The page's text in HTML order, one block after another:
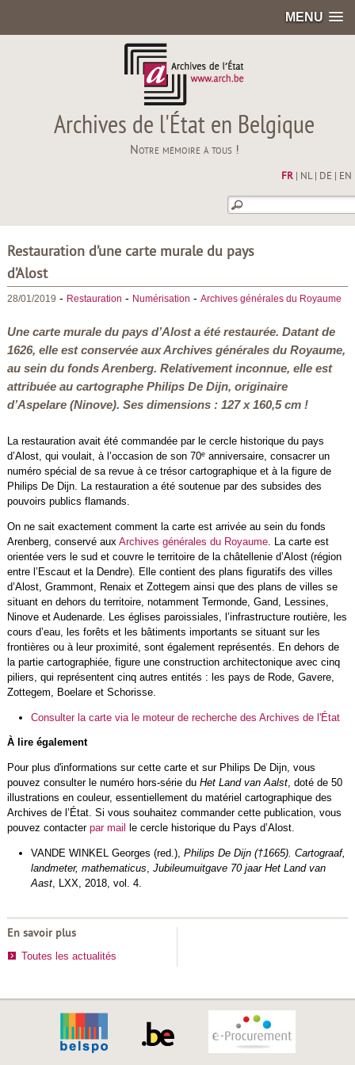
MENU
Archives de l'État en Belgique
Notre mémoire à tous !
FR| NL| DE EN
Restauration d’une carte murale du pays
d’Alost
28/01/2019 - Restauration - Numérisation - Archives générales du Royaume
Une carte murale du pays d’Alost a été restaurée. Datant de
1626, elle est conservée aux Archives générales du Royaume,
au sein du fonds Arenberg. Relativement inconnue, elle est
attribuée au cartographe Philips De Dijn, originaire
d’Aspelare (Ninove). Ses dimensions : 127 x 160,5 cm !
La restauration avait été commandée par le cercle historique du pays
d’Alost, qui voulait, à l’occasion de son 70eanniversaire, consacrer un
numéro spécial de sa revue à ce trésor cartographique et à la figure de
Philips De Dijn. La restauration a été soutenue par des subsides des
pouvoirs publics flamands.
On ne sait exactement comment la carte est arrivée au sein du fonds
Arenberg, conservé aux Archives générales du Royaume. La carte est
orientée vers le sud et couvre le territoire de la châtellenie d’Alost (région
entre l’Escaut et la Dendre). Elle contient des plans figuratifs des villes
d’Alost, Grammont, Renaix et Zottegem ainsi que des plans de villes se
situant en dehors du territoire, notamment Termonde, Gand, Lessines,
Ninove et Audenarde. Les églises paroissiales, l’infrastructure routière, les
cours d’eau, les forêts et les bâtiments importants se situant sur les
frontières ou à leur proximité, sont également représentés. En dehors de
la partie cartographiée, figure une construction architectonique avec cinq
piliers, qui représentent cinq autres entités : les pays de Rode, Gavere,
Zottegem, Boelare et Schorisse.
Consulter la carte via le moteur de recherche des Archives de l'État
À lire également
Pour plus d'informations sur cette carte et sur Philips De Dijn, vous
pouvez consulter le numéro hors-série du Het Land van Aalst, doté de 50
illustrations en couleur, essentiellement du matériel cartographique des
Archives de l’État. Si vous souhaitez commander cette publication, vous
pouvez contacter par mail le cercle historique du Pays d’Alost.
VANDE WINKEL Georges (red.), Philips De Dijn (†1665). Cartograaf,
landmeter, mathematicus Jubileumuitgave 70 jaar Het Land van
Aast, LXX, 2018, vol. 4.
En savoir plus
Toutes les actualités